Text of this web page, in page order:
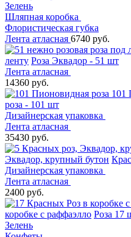
Зелень
Шляпная коробка
Флористическая губка
Лента атласная 6740 руб.
ленту Роза Эквадор - 51 шт
Лента атласная
14360 руб.
101
роза - 101 шт
Дизайнерская упаковка
Лента атласная
35430 руб.
Эквадор, крупный бутон
Дизайнерская упаковка
Лента атласная
2400 руб.
коробке с раффаэлло Роза 17
Зелень